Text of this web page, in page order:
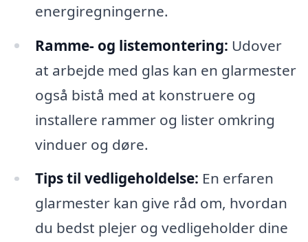
energiregningerne.
Ramme- og listemontering: Udover
at arbejde med glas kan en glarmester
også bistå med at konstruere og
installere rammer og lister omkring
vinduer og døre.
Tips til vedligeholdelse: En erfaren
glarmester kan give råd om, hvordan
du bedst plejer og vedligeholder dine